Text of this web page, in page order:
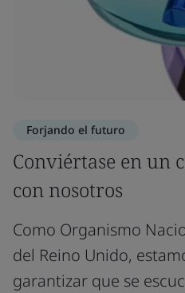
Forjando el futuro
Conviértase en un
con nosotros
Como Organismo
del Reino Unido,
garantizar que se